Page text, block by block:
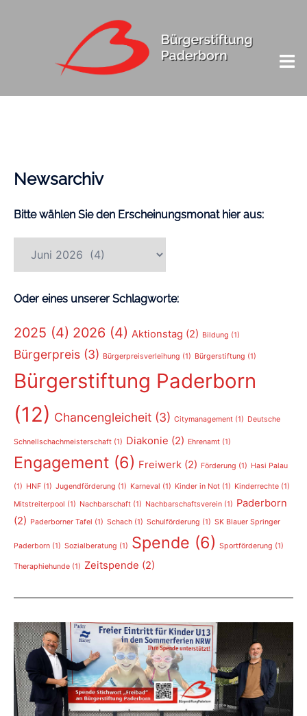
Newsarchiv
Bitte wählen Sie den Erscheinungsmonat hier aus:
Oder eines unserer Schlagworte:
2025 (4) 2026 (4) Aktionstag (2) Bildung (1)
Bürgerpreis (3) Bürgerpreisverleihung (1) Bürgerstiftung (1)
Bürgerstiftung Paderborn
(12) Chancengleicheit (3) Citymanagement (1) Deutsche
Schnellschachmeisterschaft (1) Diakonie (2) Ehrenamt (1)
Engagement (6) Freiwerk (2) Förderung (1) Hasi Palau
(1) HNF (1) Jugendförderung (1) Karneval (1) Kinder in Not (1) Kinderrechte (1)
Mitstreiterpool (1) Nachbarschaft (1) Nachbarschaftsverein (1) Paderborn
(2) Paderborner Tafel (1) Schach (1) Schulförderung (1) SK Blauer Springer
Paderborn (1) Sozialberatung (1) Spende (6) Sportförderung (1)
Theraphiehunde (1) Zeitspende (2)